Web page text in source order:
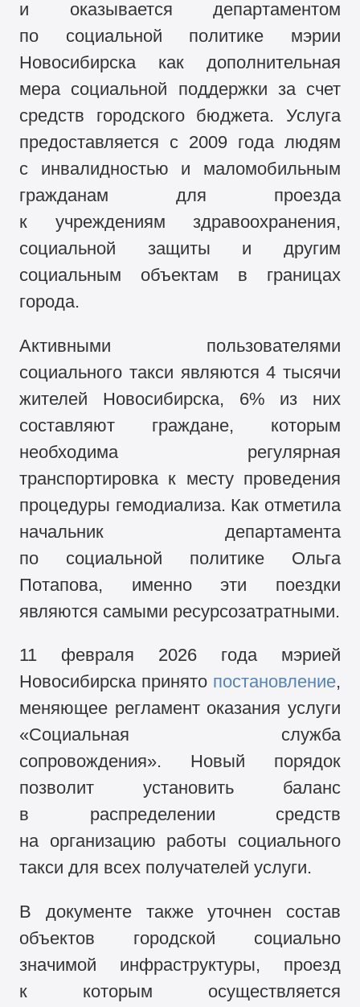
и оказывается департаментом
по социальной политике мэрии
Новосибирска как дополнительная
мера социальной поддержки за счет
средств городского бюджета. Услуга
предоставляется с 2009 года людям
с инвалидностью и маломобильным
гражданам для проезда
к учреждениям здравоохранения,
социальной защиты и другим
социальным объектам в границах
города.
Активными пользователями
социального такси являются 4 тысячи
жителей Новосибирска, 6% из них
составляют граждане, которым
необходима регулярная
транспортировка к месту проведения
процедуры гемодиализа. Как отметила
начальник департамента
по социальной политике Ольга
Потапова, именно эти поездки
являются самыми ресурсозатратными.
11 февраля 2026 года мэрией
Новосибирска принято постановление,
меняющее регламент оказания услуги
«Социальная служба
сопровождения». Новый порядок
позволит установить баланс
в распределении средств
на организацию работы социального
такси для всех получателей услуги.
В документе также уточнен состав
объектов городской социально
значимой инфраструктуры, проезд
к которым осуществляется